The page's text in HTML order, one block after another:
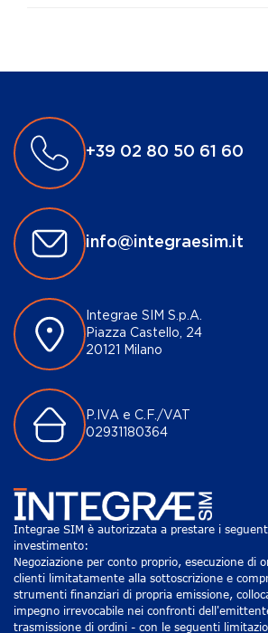
+39 02 80 50 61 60
info@integraesim.it
Integrae SIM S.p.A.
Piazza Castello, 24
20121 Milano
P.IVA e C.F./VAT
02931180364
Integrae SIM è autorizzata a prestare i
investimento:
Negoziazione per conto proprio, esecuzione di
clienti limitatamente alla sottoscrizione e
strumenti finanziari di propria emissione,
impegno irrevocabile nei confronti
trasmissione di ordini - con le seguenti